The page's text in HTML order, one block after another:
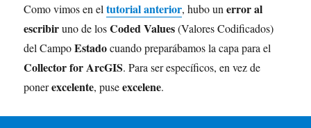
Como vimos en eltutorial anterior, hubo unerror al
escribiruno de losCoded Values(Valores Codificados)
del CampoEstadocuando preparábamos la capa para el
Collector for ArcGIS. Para ser específicos, en vez de
ponerexcelente, puseexcelene.